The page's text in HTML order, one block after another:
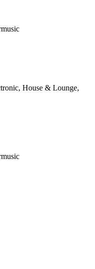
House & Lounge,